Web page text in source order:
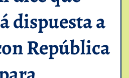
dispuesta a
República